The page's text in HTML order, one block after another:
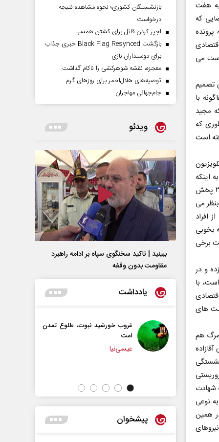
هفت
که
می
تصمیم
با
مجید
که
است
اینکه
هفت سراژدها در ۵۰ قسمت تولید شده و قرار است تا اواخر اردیبهشت ماه از شبکه ۳ پخش
می
افراد
بخوبی
برخی
و در
با
های
مرگ هم
شهادت
نوعی
همین
بازنشستگان کشوری؛ نحوه مشاهده نتیجه
درخواست
اجیر کردن قاتل برای کشتن همسر!
بازگشت Black Flag Resynced خبری جذاب
برای دوستداران بازی
معجزه، نقشه شوهرکشی را ناکام گذاشت
توصیه‌های هلال‌احمر برای روز‌های گرم
جام‌جهانی مهاجران
ویدئو
ببینید | تاکید سخنگوی سپاه بر ادامه راهبرد
مقاومت بدون وقفه
یادداشت
غروب خورشید نبوت، طلوع تمدن
سازمان ملل بی‌بدیل نیست
پیشخوان